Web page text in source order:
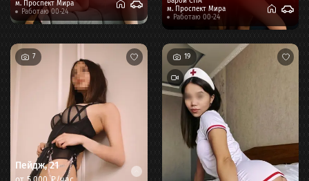
м. Проспект Мира
Работаю 00-24
м. Проспект Мира
Работаю 00-24
Пейдж,21
7 19